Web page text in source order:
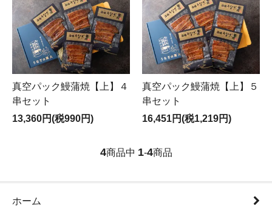
真空パック鰻蒲焼【上】４
串セット
13,360円(税990円)
真空パック鰻蒲焼【上】５
串セット
16,451円(税1,219円)
4商品中 1-4商品
ホーム